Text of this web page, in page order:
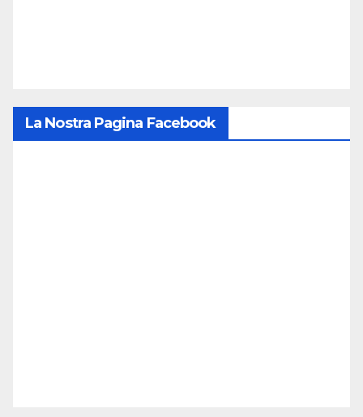
La Nostra Pagina Facebook